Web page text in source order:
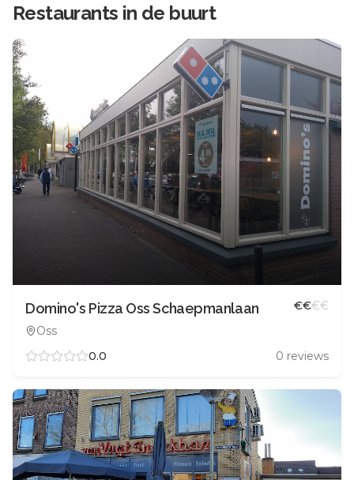
Restaurants in de buurt
Domino's Pizza Oss Schaepmanlaan
Oss
€€€€
0.0 0 reviews